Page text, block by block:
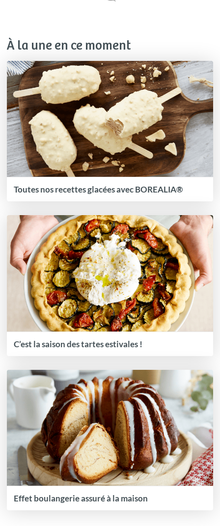
À la une en ce moment
Toutes nos recettes glacées avec BOREALIA®
C’est la saison des tartes estivales !
Effet boulangerie assuré à la maison